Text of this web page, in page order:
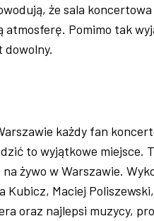
że sala
atmosferę. Pomimo tak
dowolny.
każdy fan
to wyjątkowe miejsce.
żywo w Warszawie.
Kubicz, Maciej
oraz najlepsi muzycy,